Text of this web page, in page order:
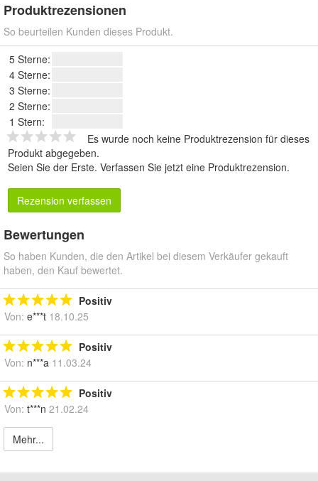
Produktrezensionen
So beurteilen Kunden dieses Produkt.
5 Sterne:
4 Sterne:
3 Sterne:
2 Sterne:
1 Stern:
Es wurde noch keine Produktrezension für dieses
Produkt abgegeben.
Seien Sie der Erste. Verfassen Sie jetzt eine Produktrezension.
Rezension verfassen
Bewertungen
So haben Kunden, die den Artikel bei diesem Verkäufer gekauft
haben, den Kauf bewertet.
Positiv
Von: e***t 18.10.25
Positiv
Von: n***a 11.03.24
Positiv
Von: t***n 21.02.24
Mehr...